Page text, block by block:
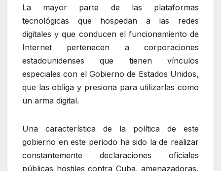
La mayor parte de las plataformas
tecnológicas que hospedan a las redes
digitales y que conducen el funcionamiento de
Internet pertenecen a corporaciones
estadounidenses que tienen vínculos
especiales con el Gobierno de Estados Unidos,
que las obliga y presiona para utilizarlas como
un arma digital.
Una característica de la política de este
gobierno en este periodo ha sido la de realizar
constantemente declaraciones oficiales
públicas hostiles contra Cuba, amenazadoras,